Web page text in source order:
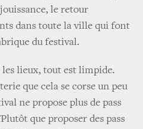
le retour
dans toute la ville qui font
du festival.
lieux, tout est limpide.
que cela se corse un peu
ne propose plus de pass
que proposer des pass